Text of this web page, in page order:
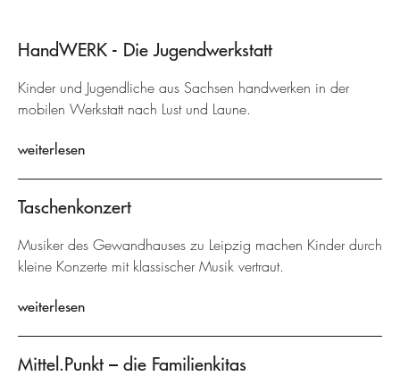
HandWERK - Die Jugendwerkstatt
Kinder und Jugendliche aus Sachsen handwerken in der
mobilen Werkstatt nach Lust und Laune.
weiterlesen
Taschenkonzert
Musiker des Gewandhauses zu Leipzig machen Kinder durch
kleine Konzerte mit klassischer Musik vertraut.
weiterlesen
Mittel.Punkt – die Familienkitas